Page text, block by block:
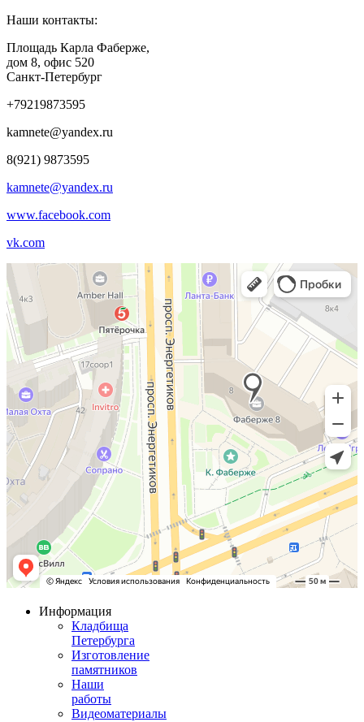
Наши контакты:
Площадь Карла Фаберже,
дом 8, офис 520
Санкт-Петербург
+79219873595
kamnete@yandex.ru
8(921) 9873595
kamnete@yandex.ru
www.facebook.com
vk.com
Информация
Кладбища
Петербурга
Изготовление
памятников
Наши
работы
Видеоматериалы